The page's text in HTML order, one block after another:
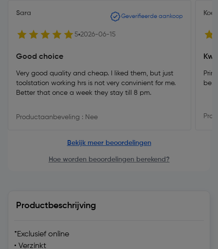
Sara Geverifieerde aankoop
5 2026-06-15
Good choice
Very good quality and cheap. I liked them, but just
toolstation working hrs is not very convinient for me.
Better that once a week they stay till 8 pm.
Productaanbeveling : Nee
Bekijk meer beoordelingen
Hoe worden beoordelingen berekend?
Productbeschrijving
*Exclusief online
• Verzinkt